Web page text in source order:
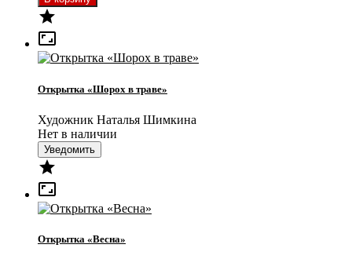


Открытка «Шорох в траве»
Художник Наталья Шимкина
Нет в наличии
Уведомить


Открытка «Весна»